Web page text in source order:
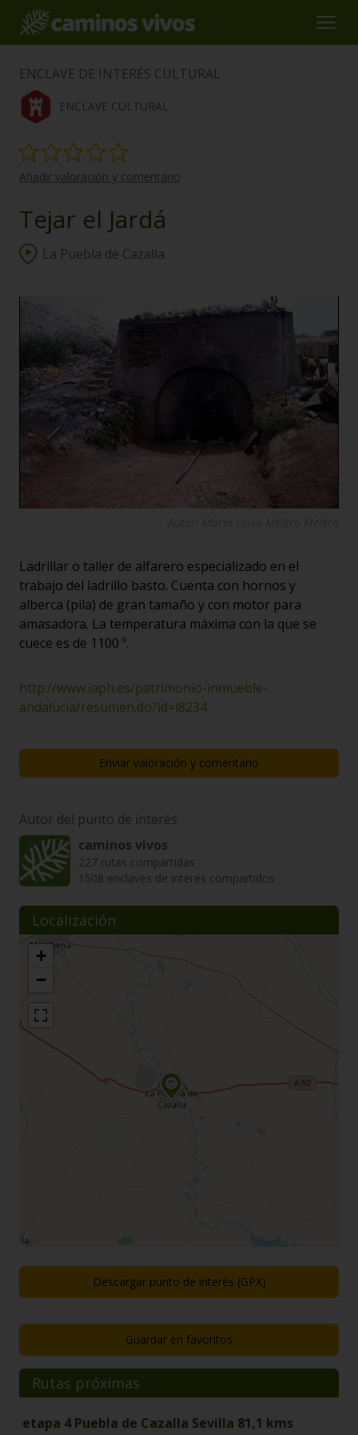
ENCLAVE DE INTERÉS CULTURAL
ENCLAVE CULTURAL
Añadir valoración y comentario
Tejar el Jardá
La Puebla de Cazalla
Ladrillar o taller de alfarero especializado en el
trabajo del ladrillo basto. Cuenta con hornos y
alberca (pila) de gran tamaño y con motor para
amasadora. La temperatura máxima con la que se
cuece es de 1100 º.
http://www.iaph.es/patrimonio-inmueble-
andalucia/resumen.do?id=i8234
Enviar valoración y comentario
Autor del punto de interés
caminos vivos
227 rutas compartidas
1508 enclaves de interés compartidos
Localización
+
−
Descargar punto de interés (GPX)
Guardar en favoritos
Rutas próximas
etapa 4 Puebla de Cazalla Sevilla 81,1 kms